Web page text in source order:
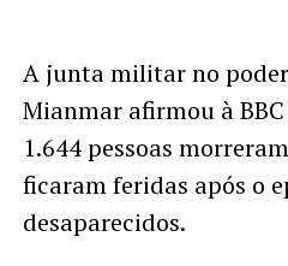
A junta militar no
Mianmar afirmou à
1.644 pessoas
ficaram feridas após o
desaparecidos.